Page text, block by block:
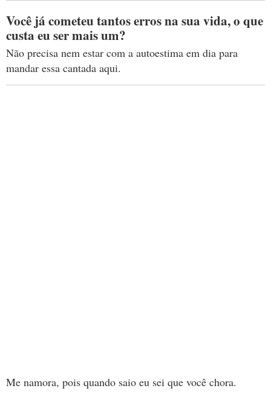
Você já cometeu tantos erros na sua vida, o que
custa eu ser mais um?
Não precisa nem estar com a autoestima em dia para
mandar essa cantada aqui.
Me namora, pois quando saio eu sei que você chora.